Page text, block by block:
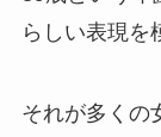
らしい表現を
それが多くの